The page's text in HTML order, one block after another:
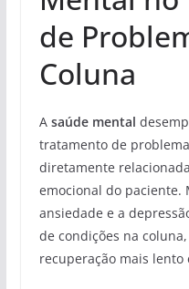
de
Coluna
A saúde mental
tratamento de
diretamente
emocional do paciente.
ansiedade e a
de condições na
recuperação mais lento